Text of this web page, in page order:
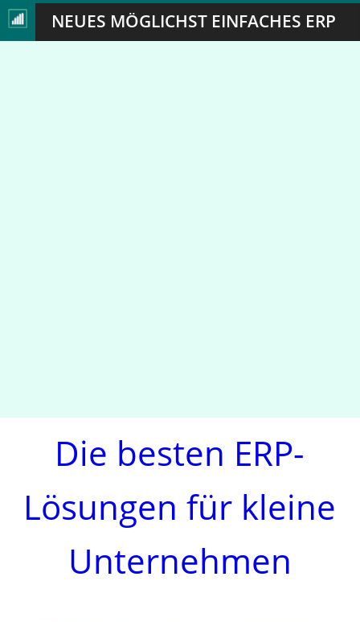
NEUES MÖGLICHST EINFACHES ERP
Die besten ERP-
Lösungen für kleine
Unternehmen